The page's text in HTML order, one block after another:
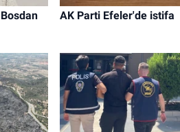
Bosdan
AK Parti Efeler'de istifa